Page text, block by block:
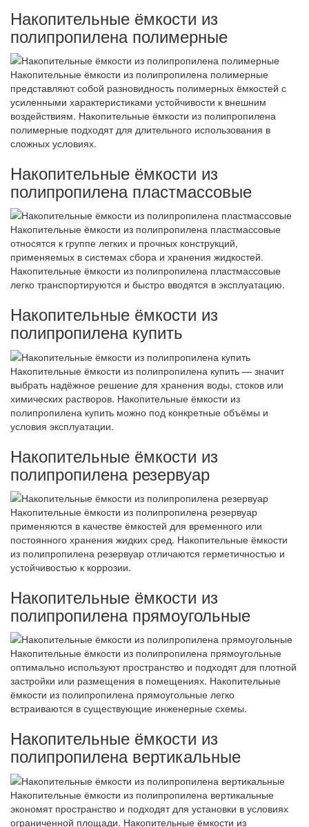
Накопительные ёмкости из
полипропилена полимерные
Накопительные ёмкости из полипропилена полимерные
представляют собой разновидность полимерных ёмкостей с
усиленными характеристиками устойчивости к внешним
воздействиям. Накопительные ёмкости из полипропилена
полимерные подходят для длительного использования в
сложных условиях.
Накопительные ёмкости из
полипропилена пластмассовые
Накопительные ёмкости из полипропилена пластмассовые
относятся к группе легких и прочных конструкций,
применяемых в системах сбора и хранения жидкостей.
Накопительные ёмкости из полипропилена пластмассовые
легко транспортируются и быстро вводятся в эксплуатацию.
Накопительные ёмкости из
полипропилена купить
Накопительные ёмкости из полипропилена купить — значит
выбрать надёжное решение для хранения воды, стоков или
химических растворов. Накопительные ёмкости из
полипропилена купить можно под конкретные объёмы и
условия эксплуатации.
Накопительные ёмкости из
полипропилена резервуар
Накопительные ёмкости из полипропилена резервуар
применяются в качестве ёмкостей для временного или
постоянного хранения жидких сред. Накопительные ёмкости
из полипропилена резервуар отличаются герметичностью и
устойчивостью к коррозии.
Накопительные ёмкости из
полипропилена прямоугольные
Накопительные ёмкости из полипропилена прямоугольные
оптимально используют пространство и подходят для плотной
застройки или размещения в помещениях. Накопительные
ёмкости из полипропилена прямоугольные легко
встраиваются в существующие инженерные схемы.
Накопительные ёмкости из
полипропилена вертикальные
Накопительные ёмкости из полипропилена вертикальные
экономят пространство и подходят для установки в условиях
ограниченной площади. Накопительные ёмкости из